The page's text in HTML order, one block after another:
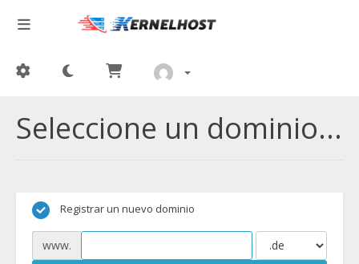
Seleccione un dominio...
Registrar un nuevo dominio
www.